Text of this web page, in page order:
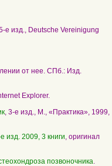
е изд., Deutsche Vereinigung
от нее. СПб.: Изд.
Explorer.
, 3-е изд., М., «Практика», 1999,
изд. 2009, 3 книги, оригинал
позвоночника.